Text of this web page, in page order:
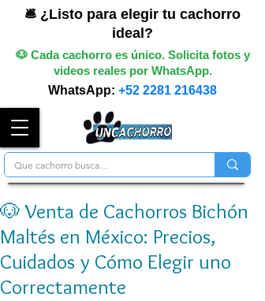
🛎️ ¿Listo para elegir tu cachorro
ideal?
🐶 Cada cachorro es único. Solicita fotos y
videos reales por WhatsApp.
WhatsApp: +52 2281 216438
🐶 Venta de Cachorros Bichón
Maltés en México: Precios,
Cuidados y Cómo Elegir uno
Correctamente